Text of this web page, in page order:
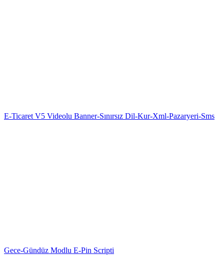
E-Ticaret V5 Videolu Banner-Sınırsız Dil-Kur-Xml-Pazaryeri-Sms
Gece-Gündüz Modlu E-Pin Scripti